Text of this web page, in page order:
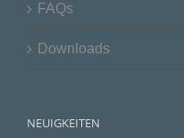
FAQs
Downloads
NEUIGKEITEN